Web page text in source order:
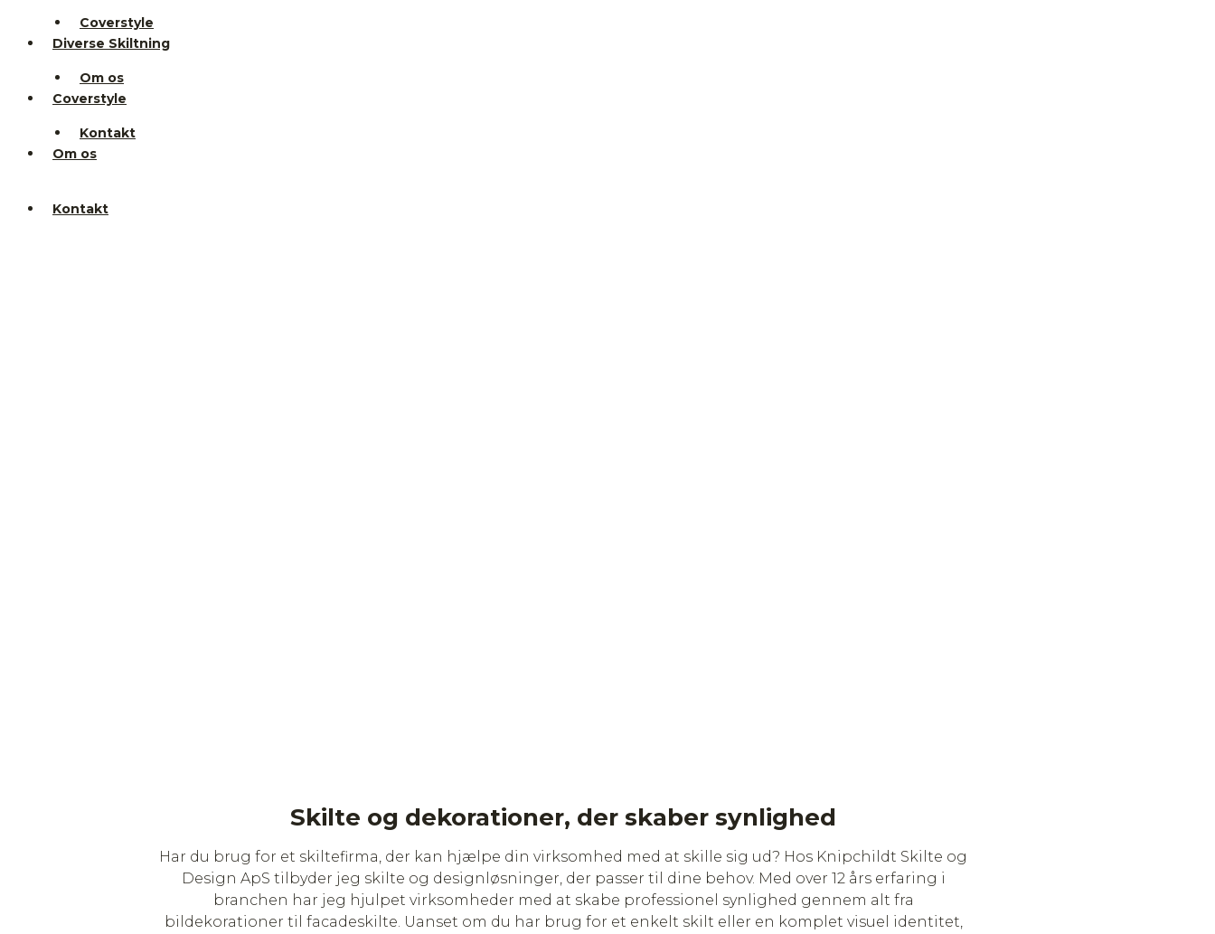
Coverstyle
Om os
Kontakt
Diverse Skiltning
Coverstyle
Om os
Kontakt
Skilte og dekorationer, der skaber synlighed
Har du brug for et skiltefirma, der kan hjælpe din virksomhed med at skille sig ud? Hos Knipchildt Skilte og
Design ApS tilbyder jeg skilte og designløsninger, der passer til dine behov. Med over 12 års erfaring i
branchen har jeg hjulpet virksomheder med at skabe professionel synlighed gennem alt fra
bildekorationer til facadeskilte. Uanset om du har brug for et enkelt skilt eller en komplet visuel identitet,